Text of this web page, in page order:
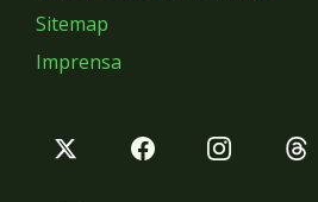
Sitemap
Imprensa